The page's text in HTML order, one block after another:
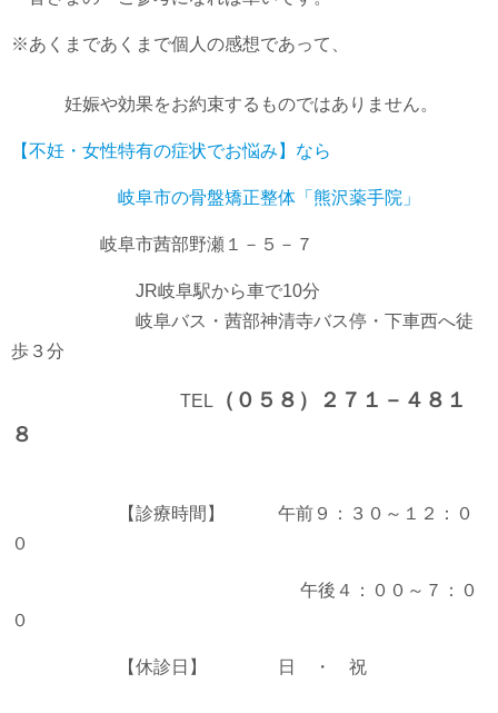
※あくまであくまで個人の感想であって、
妊娠や効果をお約束するものではありません。
【不妊・女性特有の症状でお悩み】なら
岐阜市の骨盤矯正整体「熊沢薬手院」
岐阜市茜部野瀬１－５－７
JR岐阜駅から車で10分
岐阜バス・茜部神清寺バス停・下車西へ徒
歩３分
TEL
（０５８）２７１－４８１
８
【診療時間】 午前９：３０～１２：０
０
午後４：００～７：０
０
【休診日】 日 ・ 祝